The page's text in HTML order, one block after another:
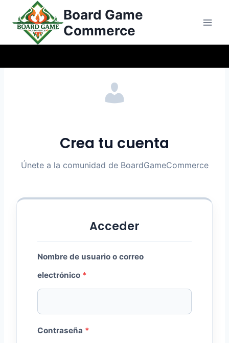
Contenido
Board Game
Commerce
Crea tu cuenta
Únete a la comunidad de BoardGameCommerce
Acceder
Nombre de usuario o correo
electrónico *
l
i
Contraseña *